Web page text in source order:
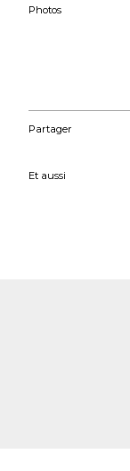
Photos
Partager
Et aussi